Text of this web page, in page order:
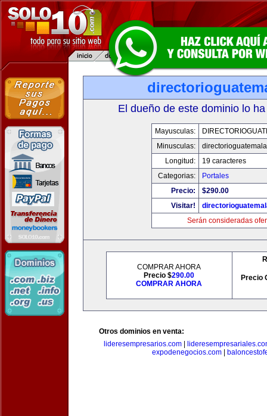
El dueño de este dominio lo
Mayusculas:
Minusculas:
Longitud:
19 caracteres
Categorias:
Portales
Precio:
$290.00
Visitar!
Serán consideradas
COMPRAR AHORA
Precio $290.00
COMPRAR AHORA
Precio
Otros dominios en venta:
lideresempresarios.com|
expodenegocios.com|